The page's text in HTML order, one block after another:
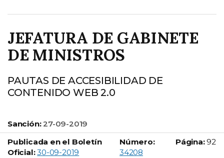
JEFATURA DE GABINETE
DE MINISTROS
PAUTAS DE ACCESIBILIDAD DE
CONTENIDO WEB 2.0
Sanción: 27-09-2019
Publicada en el Boletín
Oficial: 30-09-2019
Número:
Boletín Oficial número:
34208
Página: 92